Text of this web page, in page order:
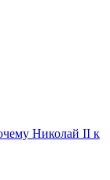
Николай II к